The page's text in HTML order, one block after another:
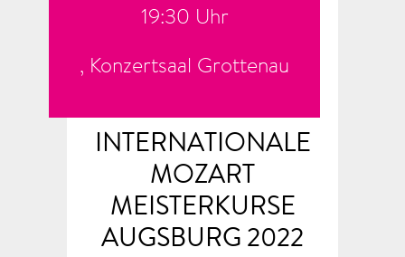
19:30 Uhr
, Konzertsaal Grottenau
INTERNATIONALE
MOZART
MEISTERKURSE
AUGSBURG 2022